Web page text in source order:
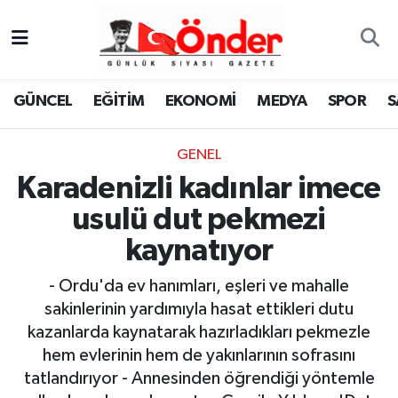
GÜNCEL EĞİTİM EKONOMİ MEDYA SPOR
GENEL
Karadenizli kadınlar imece
usulü dut pekmezi
kaynatıyor
- Ordu'da ev hanımları, eşleri ve mahalle
sakinlerinin yardımıyla hasat ettikleri dutu
kazanlarda kaynatarak hazırladıkları pekmezle
hem evlerinin hem de yakınlarının sofrasını
tatlandırıyor - Annesinden öğrendiği yöntemle
GÜNCEL
MEDYA
SAĞLIK
KÜLTÜR-SANAT
YAŞAM
Zonguldak Nöbetçi Eczaneler
Zonguldak Namaz Vakitleri
Zonguldak Trafik Yoğunluk Haritası
TFF 3.Lig 4.Grup Puan Durumu ve Fikstür
Tüm Manşetler
Son Dakika Haberleri
Haber Arşivi